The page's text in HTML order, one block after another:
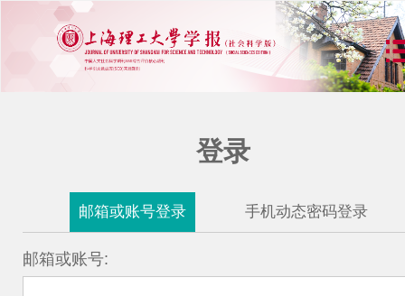
登录
邮箱或账号登录 手机动态密码登录
邮箱或账号: